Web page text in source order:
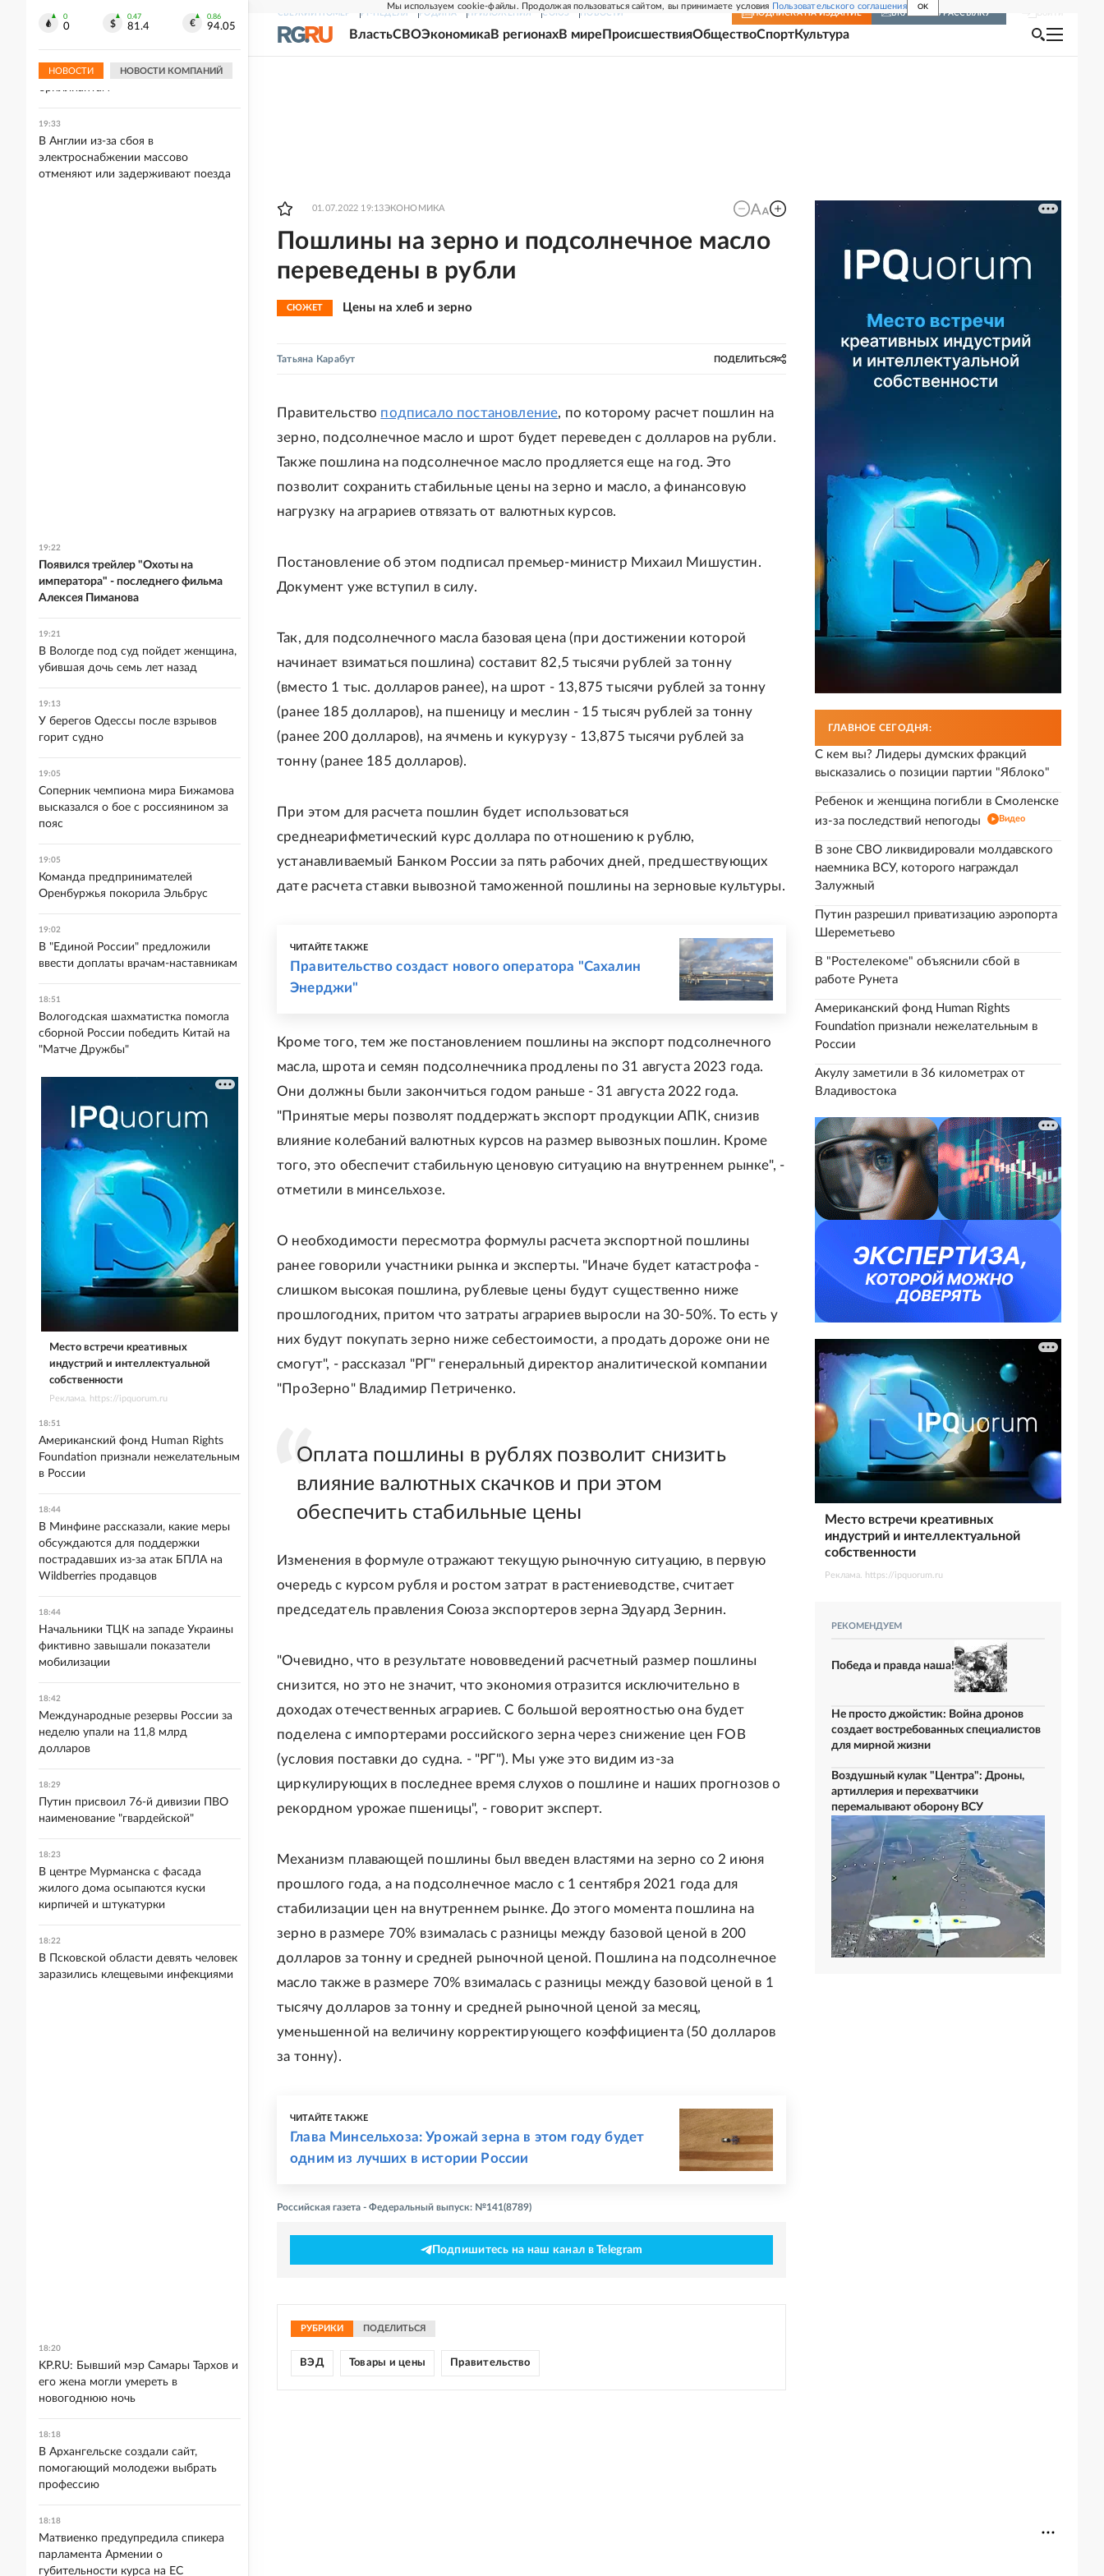
Мы используем cookie-файлы. Продолжая пользоваться сайтом, вы принимаете условия Пользовательского соглашения OK
СВЕЖИЙ НОМЕР РГ-НЕДЕЛЯ РОДИНА ПРИЛОЖЕНИЯ СОЮЗ НОВОСТИ ПОДПИСКА НА ИЗДАНИЕ ВКЛЮЧИТЬ РАССЫЛКУ
ВластьСВОЭкономикаВ регионахВ мире ПроисшествияОбществоСпортКультура
01.07.2022 19:13ЭКОНОМИКА
Пошлины на зерно и подсолнечное масло
переведены в рубли
СЮЖЕТ Цены на хлеб и зерно
Татьяна Карабут ПОДЕЛИТЬСЯ
Правительство подписало постановление, по которому расчет пошлин на
зерно, подсолнечное масло и шрот будет переведен с долларов на рубли.
Также пошлина на подсолнечное масло продляется еще на год. Это
позволит сохранить стабильные цены на зерно и масло, а финансовую
нагрузку на аграриев отвязать от валютных курсов.
Постановление об этом подписал премьер-министр Михаил Мишустин.
Документ уже вступил в силу.
Так, для подсолнечного масла базовая цена (при достижении которой
начинает взиматься пошлина) составит 82,5 тысячи рублей за тонну
(вместо 1 тыс. долларов ранее), на шрот - 13,875 тысячи рублей за тонну
(ранее 185 долларов), на пшеницу и меслин - 15 тысяч рублей за тонну
(ранее 200 долларов), на ячмень и кукурузу - 13,875 тысячи рублей за
тонну (ранее 185 долларов).
При этом для расчета пошлин будет использоваться
среднеарифметический курс доллара по отношению к рублю,
устанавливаемый Банком России за пять рабочих дней, предшествующих
дате расчета ставки вывозной таможенной пошлины на зерновые культуры.
ЧИТАЙТЕ ТАКЖЕ
Правительство создаст нового оператора "Сахалин
Энерджи"
Кроме того, тем же постановлением пошлины на экспорт подсолнечного
масла, шрота и семян подсолнечника продлены по 31 августа 2023 года.
Они должны были закончиться годом раньше - 31 августа 2022 года.
"Принятые меры позволят поддержать экспорт продукции АПК, снизив
влияние колебаний валютных курсов на размер вывозных пошлин. Кроме
того, это обеспечит стабильную ценовую ситуацию на внутреннем рынке", -
отметили в минсельхозе.
О необходимости пересмотра формулы расчета экспортной пошлины
ранее говорили участники рынка и эксперты. "Иначе будет катастрофа -
слишком высокая пошлина, рублевые цены будут существенно ниже
прошлогодних, притом что затраты аграриев выросли на 30-50%. То есть у
них будут покупать зерно ниже себестоимости, а продать дороже они не
смогут", - рассказал "РГ" генеральный директор аналитической компании
"ПроЗерно" Владимир Петриченко.
Оплата пошлины в рублях позволит снизить
влияние валютных скачков и при этом
обеспечить стабильные цены
Изменения в формуле отражают текущую рыночную ситуацию, в первую
очередь с курсом рубля и ростом затрат в растениеводстве, считает
председатель правления Союза экспортеров зерна Эдуард Зернин.
"Очевидно, что в результате нововведений расчетный размер пошлины
снизится, но это не значит, что экономия отразится исключительно в
доходах отечественных аграриев. С большой вероятностью она будет
поделена с импортерами российского зерна через снижение цен FOB
(условия поставки до судна. - "РГ"). Мы уже это видим из-за
циркулирующих в последнее время слухов о пошлине и наших прогнозов о
рекордном урожае пшеницы", - говорит эксперт.
Механизм плавающей пошлины был введен властями на зерно со 2 июня
прошлого года, а на подсолнечное масло с 1 сентября 2021 года для
стабилизации цен на внутреннем рынке. До этого момента пошлина на
зерно в размере 70% взималась с разницы между базовой ценой в 200
долларов за тонну и средней рыночной ценой. Пошлина на подсолнечное
масло также в размере 70% взималась с разницы между базовой ценой в 1
тысячу долларов за тонну и средней рыночной ценой за месяц,
уменьшенной на величину корректирующего коэффициента (50 долларов
за тонну).
ЧИТАЙТЕ ТАКЖЕ
Глава Минсельхоза: Урожай зерна в этом году будет
одним из лучших в истории России
Российская газета - Федеральный выпуск: №141(8789)
Подпишитесь на наш канал в Telegram
РУБРИКИ ПОДЕЛИТЬСЯ
ВЭД Товары и цены Правительство
ГЛАВНОЕ СЕГОДНЯ:
С кем вы? Лидеры думских фракций
высказались о позиции партии "Яблоко"
Ребенок и женщина погибли в Смоленске
из-за последствий непогоды
Видео
В зоне СВО ликвидировали молдавского
наемника ВСУ, которого награждал
Залужный
Путин разрешил приватизацию аэропорта
Шереметьево
В "Ростелекоме" объяснили сбой в
работе Рунета
Американский фонд Human Rights
Foundation признали нежелательным в
России
Акулу заметили в 36 километрах от
Владивостока
Место встречи креативных
индустрий и интеллектуальной
собственности
Реклама. https://ipquorum.ru
РЕКОМЕНДУЕМ
Победа и правда наша!
Не просто джойстик: Война дронов
создает востребованных специалистов
для мирной жизни
Воздушный кулак "Центра": Дроны,
артиллерия и перехватчики
перемалывают оборону ВСУ
0
0
0.47
81.4
0.86
94.05
НОВОСТИ НОВОСТИ КОМПАНИЙ
инвестиционным и цветным
бриллиантам
19:33
В Англии из-за сбоя в
электроснабжении массово
отменяют или задерживают поезда
19:22
Появился трейлер "Охоты на
императора" - последнего фильма
Алексея Пиманова
19:21
В Вологде под суд пойдет женщина,
убившая дочь семь лет назад
19:13
У берегов Одессы после взрывов
горит судно
19:05
Соперник чемпиона мира Бижамова
высказался о бое с россиянином за
пояс
19:05
Команда предпринимателей
Оренбуржья покорила Эльбрус
19:02
В "Единой России" предложили
ввести доплаты врачам-наставникам
18:51
Вологодская шахматистка помогла
сборной России победить Китай на
"Матче Дружбы"
Место встречи креативных
индустрий и интеллектуальной
собственности
Реклама. https://ipquorum.ru
18:51
Американский фонд Human Rights
Foundation признали нежелательным
в России
18:44
В Минфине рассказали, какие меры
обсуждаются для поддержки
пострадавших из-за атак БПЛА на
Wildberries продавцов
18:44
Начальники ТЦК на западе Украины
фиктивно завышали показатели
мобилизации
18:42
Международные резервы России за
неделю упали на 11,8 млрд
долларов
18:29
Путин присвоил 76-й дивизии ПВО
наименование "гвардейской"
18:23
В центре Мурманска с фасада
жилого дома осыпаются куски
кирпичей и штукатурки
18:22
В Псковской области девять человек
заразились клещевыми инфекциями
18:20
KP.RU: Бывший мэр Самары Тархов и
его жена могли умереть в
новогоднюю ночь
18:18
В Архангельске создали сайт,
помогающий молодежи выбрать
профессию
18:18
Матвиенко предупредила спикера
парламента Армении о
губительности курса на ЕС